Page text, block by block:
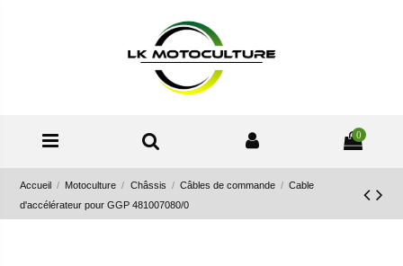
0
Accueil Motoculture Châssis Câbles de commande
Cable
d'accélérateur pour GGP 481007080/0